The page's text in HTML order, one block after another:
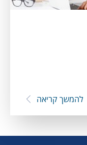
להמשך קריאה